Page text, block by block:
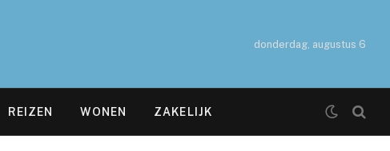
donderdag, augustus 6
REIZEN WONEN ZAKELIJK